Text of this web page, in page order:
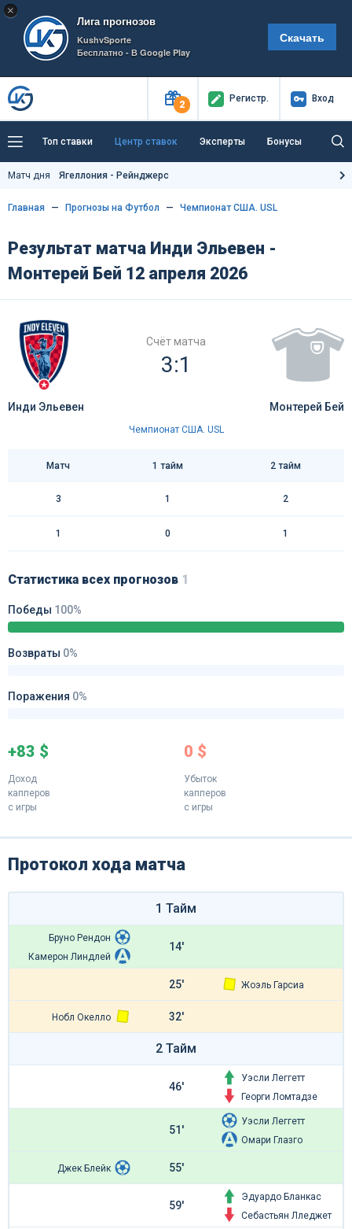
×
Лига прогнозов
KushvSporte
Бесплатно - В Google Play
Скачать
2
Регистр. Вход
Топ ставки Центр ставок Эксперты Бонусы
Тренды Букмекеры
Как тут заработать?
Матч дня Ягеллония - Рейнджерс
Главная Прогнозы на Футбол Чемпионат США. USL
Результат матча Инди Эльевен -
Монтерей Бей 12 апреля 2026
Счёт матча
3:1
Инди Эльевен Монтерей Бей
Чемпионат США. USL
Матч 1 тайм 2 тайм
3 1 2
1 0 1
Статистика всех прогнозов 1
Победы 100%
Возвраты 0%
Поражения 0%
+83 $
Доход
капперов
с игры
0 $
Убыток
капперов
с игры
Протокол хода матча
1 Тайм
Бруно Рендон
Камерон Линдлей
14'
25' Жоэль Гарсиа
Нобл Окелло 32'
2 Тайм
46'
Уэсли Леггетт
Георги Ломтадзе
51'
Уэсли Леггетт
Омари Глазго
Джек Блейк 55'
59'
Эдуардо Бланкас
Себастьян Лледжет